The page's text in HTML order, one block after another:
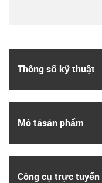
Thông số kỹ thuật
Mô tả­sản phẩm
Công cụ trực tuyến